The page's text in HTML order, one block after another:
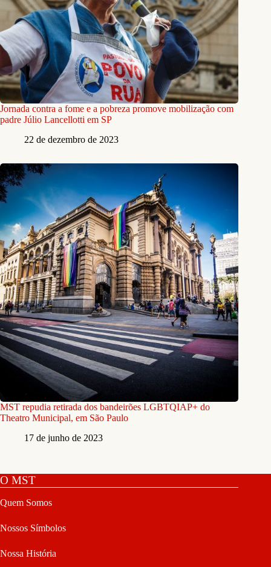
Jornada contra a fome e a pobreza promove mobilização com
padre Júlio Lancellotti em SP
22 de dezembro de 2023
MST repudia retirada dos bandeirões LGBTQIAP+ do
Theatro Municipal, em São Paulo
17 de junho de 2023
O MST
Quem Somos
Nossos Símbolos
Nossa História